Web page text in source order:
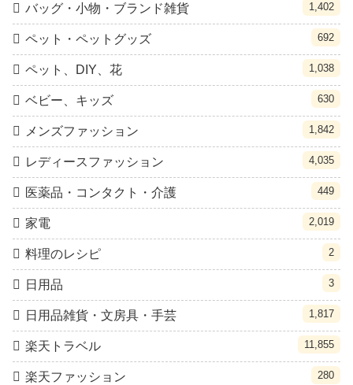
バッグ・小物・ブランド雑貨 1,402
ペット・ペットグッズ 692
ペット、DIY、花 1,038
ベビー、キッズ 630
メンズファッション 1,842
レディースファッション 4,035
医薬品・コンタクト・介護 449
家電 2,019
料理のレシピ 2
日用品 3
日用品雑貨・文房具・手芸 1,817
楽天トラベル 11,855
楽天ファッション 280